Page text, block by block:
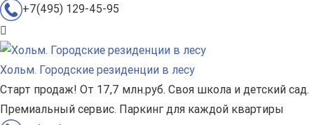
+7(495) 129-45-95
Хольм. Городские резиденции в лесу
Старт продаж! От 17,7 млн.руб. Своя школа и детский сад.
Премиальный сервис. Паркинг для каждой квартиры